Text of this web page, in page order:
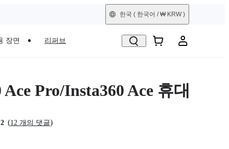
한국 ( 한국어 / ₩ KRW )
장면 리퍼브
Ace Pro/Insta360 Ace 휴대
(12 개의 댓글)